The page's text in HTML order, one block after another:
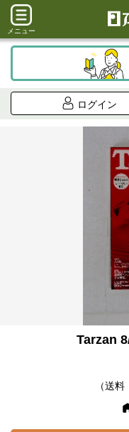
メニュー
ログイン
Tarzan
（送